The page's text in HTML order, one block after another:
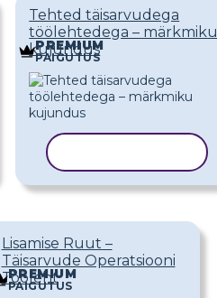
Tehted täisarvudega
töölehtedega – märkmiku
kujundus
PREMIUM
PAIGUTUS
Lisamise Ruut –
Täisarvude Operatsiooni
Tööleht
PREMIUM
PAIGUTUS